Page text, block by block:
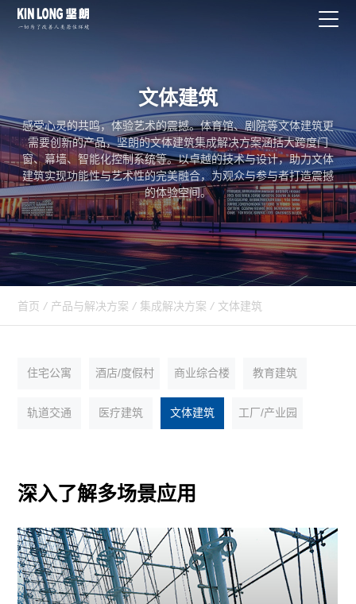
文体建筑
感受心灵的共鸣，体验艺术的震撼。体育馆、剧院等文体建筑更
需要创新的产品，坚朗的文体建筑集成解决方案涵括大跨度门
窗、幕墙、智能化控制系统等。以卓越的技术与设计，助力文体
建筑实现功能性与艺术性的完美融合，为观众与参与者打造震撼
的体验空间。
首页 / 产品与解决方案 / 集成解决方案 / 文体建筑
住宅公寓 酒店/度假村 商业综合楼 教育建筑
轨道交通 医疗建筑 文体建筑 工厂/产业园
深入了解多场景应用